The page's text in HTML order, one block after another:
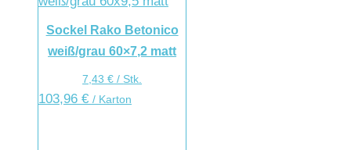
Sockel Rako Betonico
weiß/grau 60×7,2 matt
7,43€ / Stk.
103,96 € / Karton